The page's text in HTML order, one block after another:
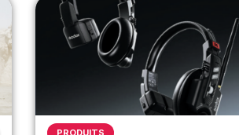
PRODUITS